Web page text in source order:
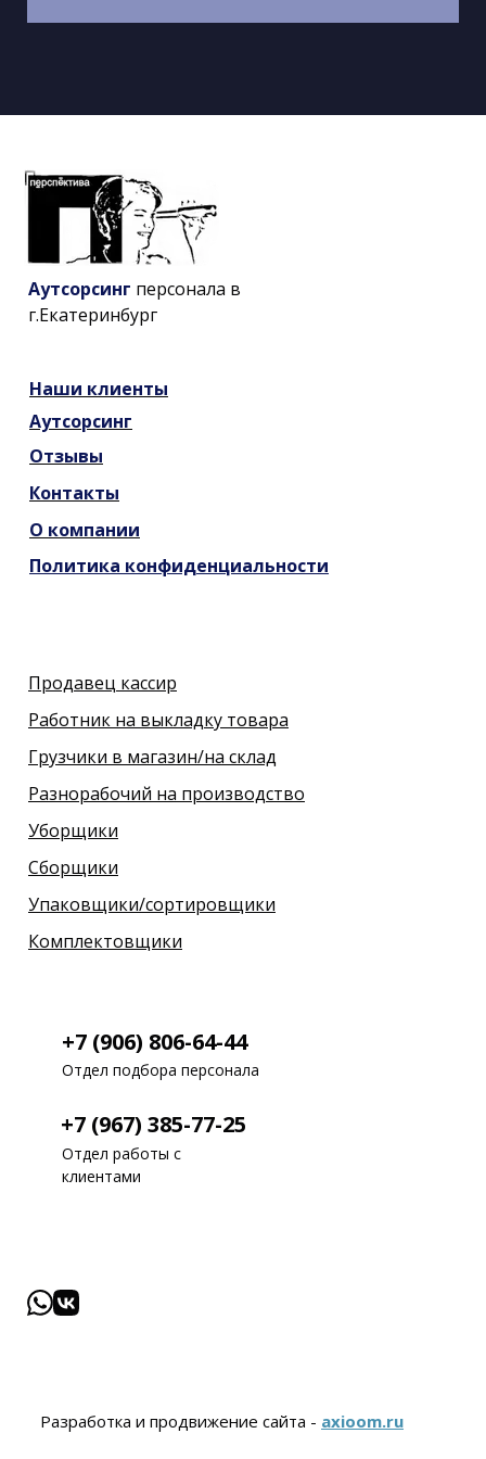
Политика конфиденциальности
Комплектовщики
Упаковщики/сортировщики
Сборщики
Уборщики
Разнорабочий на производство
Грузчики в магазин/на склад
Работник на выкладку товара
Продавец кассир
Разработка и продвижение сайта - axioom.ru
Отдел работы с
клиентами
+7 (967) 385-77-25
+7 (906) 806-64-44
Отдел подбора персонала
О компании
Контакты
Отзывы
Аутсорсинг
Наши клиенты
Аутсорсинг персонала в
г.Екатеринбург